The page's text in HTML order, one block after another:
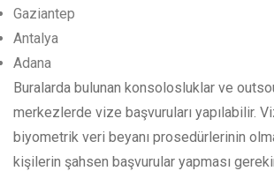
Gaziantep
Antalya
Adana
Buralarda bulunan konsolosluklar ve
merkezlerde vize başvuruları yapılabilir.
biyometrik veri beyanı prosedürlerinin
kişilerin şahsen başvurular yapması